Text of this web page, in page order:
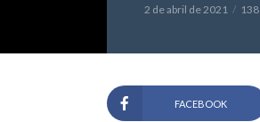
2 de abril de 2021
FACEBOOK